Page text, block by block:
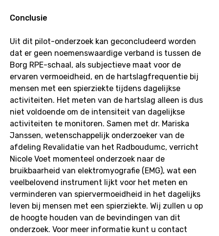
Conclusie
Uit dit pilot-onderzoek kan geconcludeerd worden
dat er geen noemenswaardige verband is tussen de
Borg RPE-schaal, als subjectieve maat voor de
ervaren vermoeidheid, en de hartslagfrequentie bij
mensen met een spierziekte tijdens dagelijkse
activiteiten. Het meten van de hartslag alleen is dus
niet voldoende om de intensiteit van dagelijkse
activiteiten te monitoren. Samen met dr. Mariska
Janssen, wetenschappelijk onderzoeker van de
afdeling Revalidatie van het Radboudumc, verricht
Nicole Voet momenteel onderzoek naar de
bruikbaarheid van elektromyografie (EMG), wat een
veelbelovend instrument lijkt voor het meten en
verminderen van spiervermoeidheid in het dagelijks
leven bij mensen met een spierziekte. Wij zullen u op
de hoogte houden van de bevindingen van dit
onderzoek. Voor meer informatie kunt u contact